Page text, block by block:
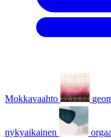
Mokkavaahto
nykyaikainen